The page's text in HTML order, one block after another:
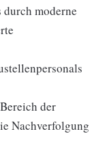
moderne
der
Nachverfolgung